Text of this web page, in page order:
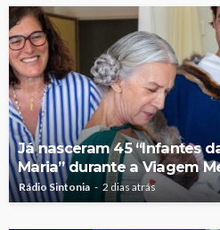
Já nasceram 45 “Infantes
Maria” durante a Viagem
Rádio Sintonia 2 dias atrás